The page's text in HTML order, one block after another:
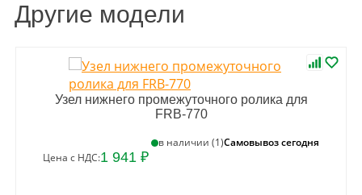
Другие модели
Узел нижнего промежуточного ролика для
FRB-770
в наличии (1)Самовывоз сегодня
Цена с НДС:1 941 ₽